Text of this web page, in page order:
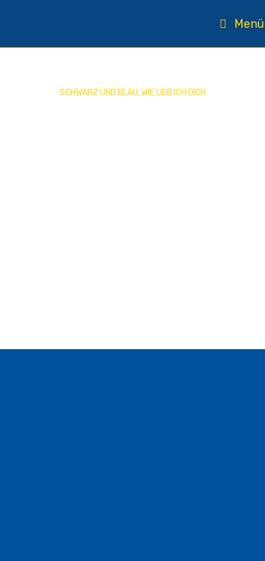
Menü
SCHWARZ UND BLAU, WIE LIEB ICH DICH